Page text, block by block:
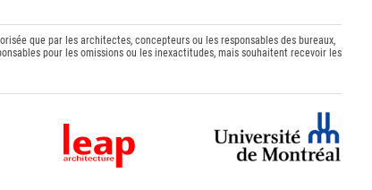
que par les architectes, concepteurs ou les responsables des bureaux,
pour les omissions ou les inexactitudes, mais souhaitent recevoir les